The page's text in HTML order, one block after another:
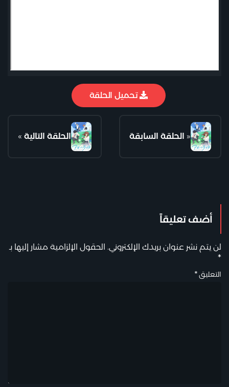
تحميل الحلقة
الحلقة التالية » « الحلقة السابقة
أضف تعليقاً
لن يتم نشر عنوان بريدك الإلكتروني. الحقول الإلزامية مشار إليها بـ
*
التعليق*